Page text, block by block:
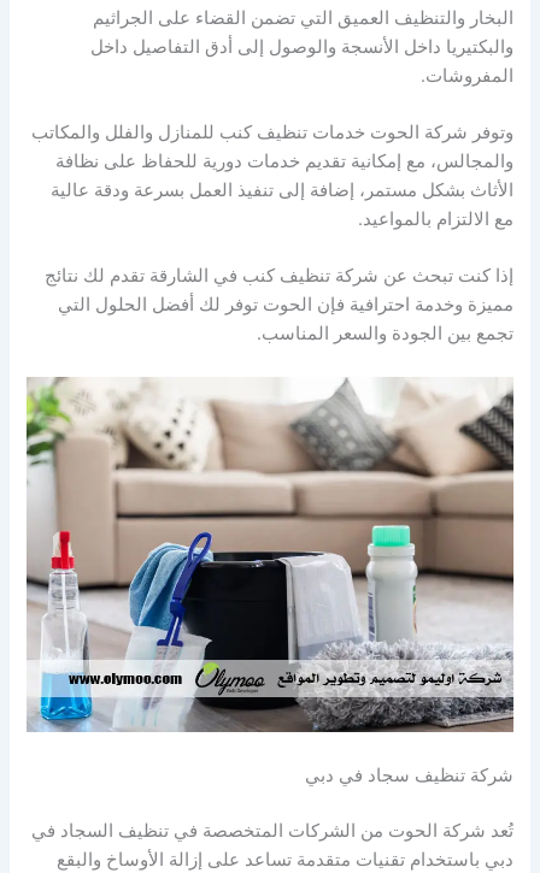
البخار والتنظيف العميق التي تضمن القضاء على الجراثيم
والبكتيريا داخل الأنسجة والوصول إلى أدق التفاصيل داخل
المفروشات.
وتوفر شركة الحوت خدمات تنظيف كنب للمنازل والفلل والمكاتب
والمجالس، مع إمكانية تقديم خدمات دورية للحفاظ على نظافة
الأثاث بشكل مستمر، إضافة إلى تنفيذ العمل بسرعة ودقة عالية
مع الالتزام بالمواعيد.
إذا كنت تبحث عن شركة تنظيف كنب في الشارقة تقدم لك نتائج
مميزة وخدمة احترافية فإن الحوت توفر لك أفضل الحلول التي
تجمع بين الجودة والسعر المناسب.
شركة تنظيف سجاد في دبي
تُعد شركة الحوت من الشركات المتخصصة في تنظيف السجاد في
دبي باستخدام تقنيات متقدمة تساعد على إزالة الأوساخ والبقع